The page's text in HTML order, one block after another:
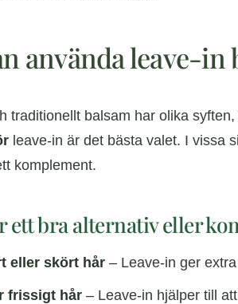
använda leave-
traditionellt balsam har olika
leave-in är det bästa valet. I vissa
komplement.
ett bra alternativ eller
eller skört hår– Leave-in ger
frissigt hår– Leave-in hjälper till